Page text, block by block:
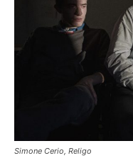
Simone Cerio, Religo